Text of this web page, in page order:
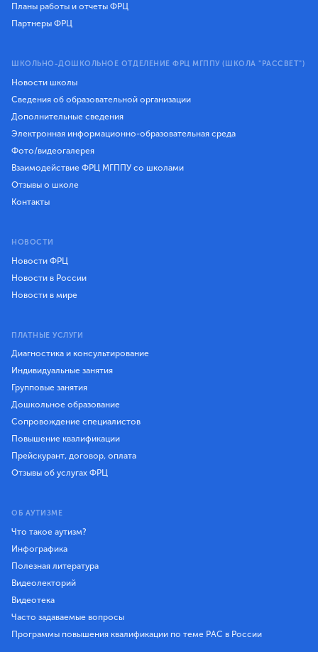
Планы работы и отчеты ФРЦ
Партнеры ФРЦ
ШКОЛЬНО-ДОШКОЛЬНОЕ ОТДЕЛЕНИЕ ФРЦ МГППУ (ШКОЛА "РАССВЕТ")
Новости школы
Сведения об образовательной организации
Дополнительные сведения
Электронная информационно-образовательная среда
Фото/видеогалерея
Взаимодействие ФРЦ МГППУ со школами
Отзывы о школе
Контакты
НОВОСТИ
Новости ФРЦ
Новости в России
Новости в мире
ПЛАТНЫЕ УСЛУГИ
Диагностика и консультирование
Индивидуальные занятия
Групповые занятия
Дошкольное образование
Сопровождение специалистов
Повышение квалификации
Прейскурант, договор, оплата
Отзывы об услугах ФРЦ
ОБ АУТИЗМЕ
Что такое аутизм?
Инфографика
Полезная литература
Видеолекторий
Видеотека
Часто задаваемые вопросы
Программы повышения квалификации по теме РАС в России